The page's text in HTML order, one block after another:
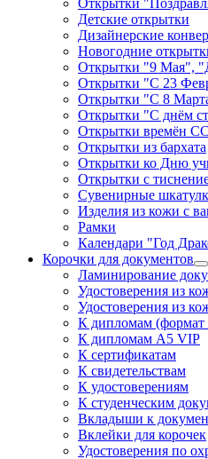
Детские открытки
Дизайнерские
Новогодние
Открытки "9 Мая",
Открытки "С 23
Открытки "С 8
Открытки "С днём
Открытки времён
Открытки из бархата
Открытки ко Дню
Открытки с
Сувенирные
Изделия из кожи с
Рамки
Календари "Год
Корочки для документов
Ламинирование
Удостоверения из
Удостоверения из
К дипломам
К дипломам А5 VIP
К сертификатам
К свидетельствам
К удостоверениям
К студенческим
Вкладыши к
Вклейки для корочек
Удостоверения по